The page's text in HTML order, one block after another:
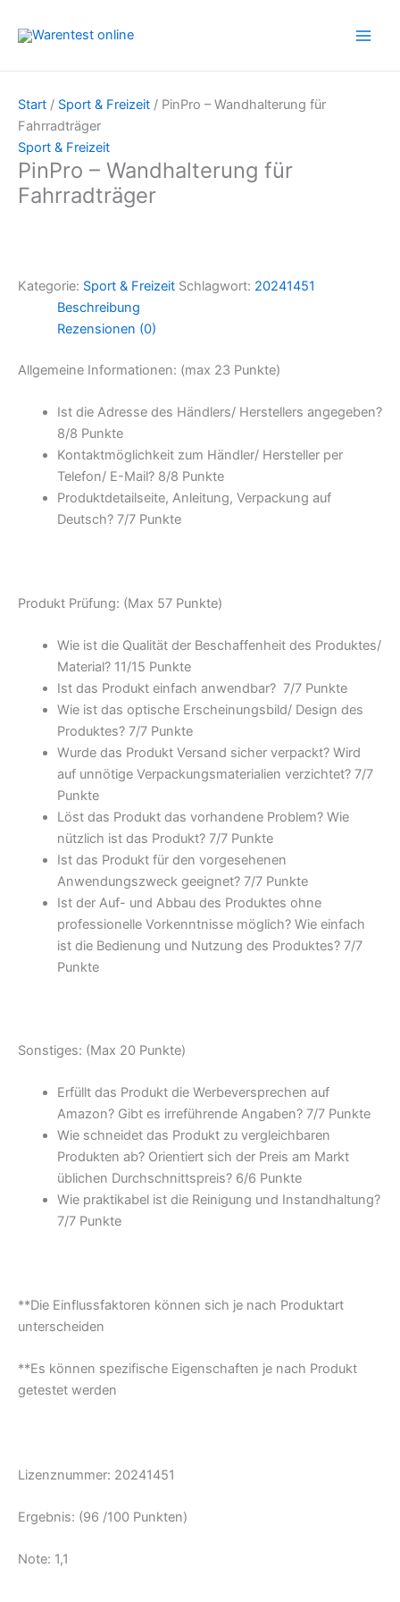
Inhalt
Start / Sport & Freizeit / PinPro – Wandhalterung für
Fahrradträger
Sport & Freizeit
PinPro – Wandhalterung für
Fahrradträger
Kategorie: Sport & Freizeit Schlagwort: 20241451
Beschreibung
Rezensionen (0)
Allgemeine Informationen: (max 23 Punkte)
Ist die Adresse des Händlers/ Herstellers angegeben?
8/8 Punkte
Kontaktmöglichkeit zum Händler/ Hersteller per
Telefon/ E-Mail? 8/8 Punkte
Produktdetailseite, Anleitung, Verpackung auf
Deutsch? 7/7 Punkte
Produkt Prüfung: (Max 57 Punkte)
Wie ist die Qualität der Beschaffenheit des Produktes/
Material? 11/15 Punkte
Ist das Produkt einfach anwendbar? 7/7 Punkte
Wie ist das optische Erscheinungsbild/ Design des
Produktes? 7/7 Punkte
Wurde das Produkt Versand sicher verpackt? Wird
auf unnötige Verpackungsmaterialien verzichtet? 7/7
Punkte
Löst das Produkt das vorhandene Problem? Wie
nützlich ist das Produkt? 7/7 Punkte
Ist das Produkt für den vorgesehenen
Anwendungszweck geeignet? 7/7 Punkte
Ist der Auf- und Abbau des Produktes ohne
professionelle Vorkenntnisse möglich? Wie einfach
ist die Bedienung und Nutzung des Produktes? 7/7
Punkte
Sonstiges: (Max 20 Punkte)
Erfüllt das Produkt die Werbeversprechen auf
Amazon? Gibt es irreführende Angaben? 7/7 Punkte
Wie schneidet das Produkt zu vergleichbaren
Produkten ab? Orientiert sich der Preis am Markt
üblichen Durchschnittspreis? 6/6 Punkte
Wie praktikabel ist die Reinigung und Instandhaltung?
7/7 Punkte
**Die Einflussfaktoren können sich je nach Produktart
unterscheiden
**Es können spezifische Eigenschaften je nach Produkt
getestet werden
Lizenznummer: 20241451
Ergebnis: (96 /100 Punkten)
Note: 1,1